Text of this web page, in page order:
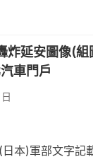
炸延安圖像(
車門戶
本)軍部文字記